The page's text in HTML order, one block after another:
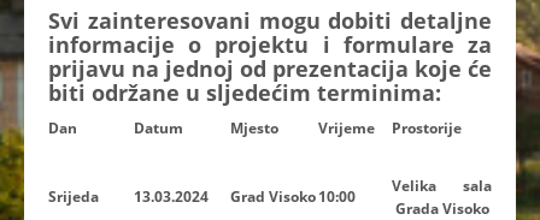
Svi zainteresovani mogu dobiti detaljne
informacije o projektu i formulare za
prijavu na jednoj od prezentacija koje će
biti održane u sljedećim terminima:
Dan Datum Mjesto Vrijeme Prostorije
Srijeda 13.03.2024 Grad Visoko10:00
Velika sala
Grada Visoko